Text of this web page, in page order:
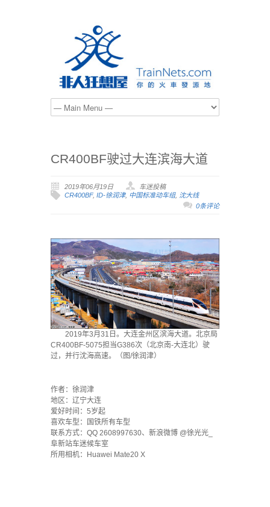
CR400BF驶过大连滨海大道
2019年06月19日
车迷投稿
CR400BF, ID-徐润津, 中国标准动车组, 沈大线
0条评论
2019年3月31日。大连金州区滨海大道。北京局
CR400BF-5075担当G386次（北京南-大连北）驶
过，并行沈海高速。（图/徐润津）
作者：徐润津
地区：辽宁大连
爱好时间：5岁起
喜欢车型：国铁所有车型
联系方式：QQ 2608997630、新浪微博 @徐光光_
阜新站车迷候车室
所用相机：Huawei Mate20 X